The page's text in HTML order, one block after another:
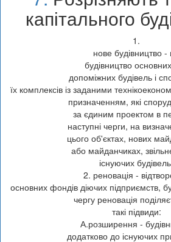
капітального
1.
нове будівництво -
будівництво
допоміжних будівель і
їх комплексів із заданими
призначенням, які
за єдиним проектом в
наступні черги, на
цього об'єктах, нових
або майданчиках,
існуючих
2. реновація -
основних фондів діючих підприємств,
чергу реновація
такі підвиди:
А.розширення -
додатково до існуючих